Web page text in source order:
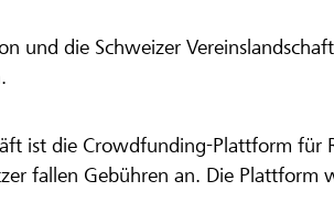
und die Schweizer
ist die Crowdfunding-Plattform für
fallen Gebühren an. Die Plattform